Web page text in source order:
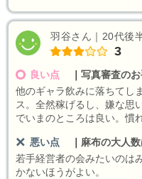
羽谷さん｜20代後
3
良い点
写真審査のお
他のギャラ飲みに落ちてし
ス。全然稼げるし、嫌な思
でいまのところは良い。慣
悪い点
麻布の大人
若手経営者の会みたいのは
かないほうがよい。